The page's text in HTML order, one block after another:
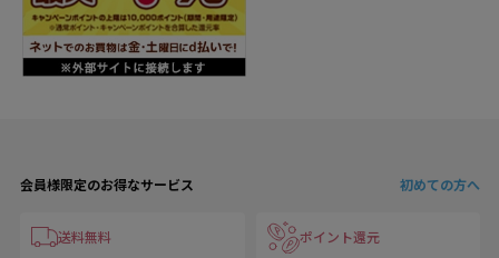
会員様限定のお得なサービス 初めての方へ
送料無料 ポイント還元